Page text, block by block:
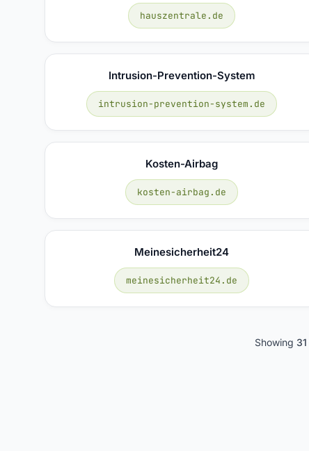
hauszentrale.de
Intrusion-Prevention-System
intrusion-prevention-system.de
Kosten-Airbag
kosten-airbag.de
Meinesicherheit24
meinesicherheit24.de
Showing 31